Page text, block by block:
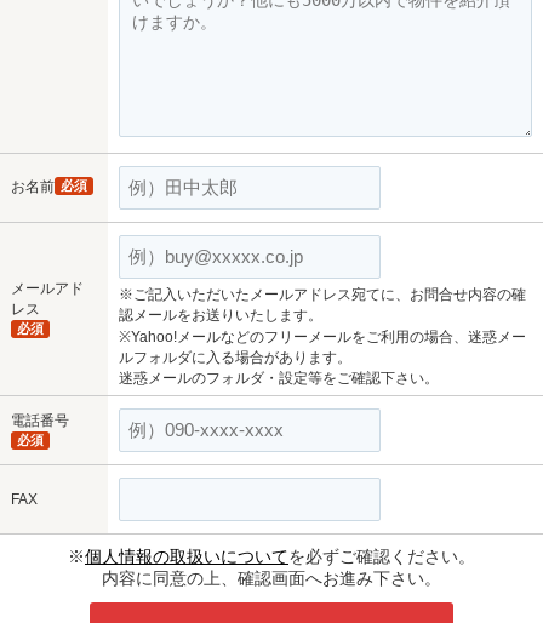
お名前 必須
メールアド
レス
必須
※ご記入いただいたメールアドレス宛てに、お問合せ内容の確
認メールをお送りいたします。
※Yahoo!メールなどのフリーメールをご利用の場合、迷惑メー
ルフォルダに入る場合があります。
迷惑メールのフォルダ・設定等をご確認下さい。
電話番号
必須
FAX
※個人情報の取扱いについてを必ずご確認ください。
内容に同意の上、確認画面へお進み下さい。